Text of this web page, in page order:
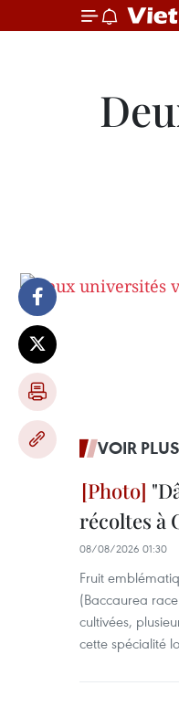
VOIR PLUS
récoltes à
08/08/2026 01:30
Fruit
(Baccaurea
cultivées,
cette spécialité